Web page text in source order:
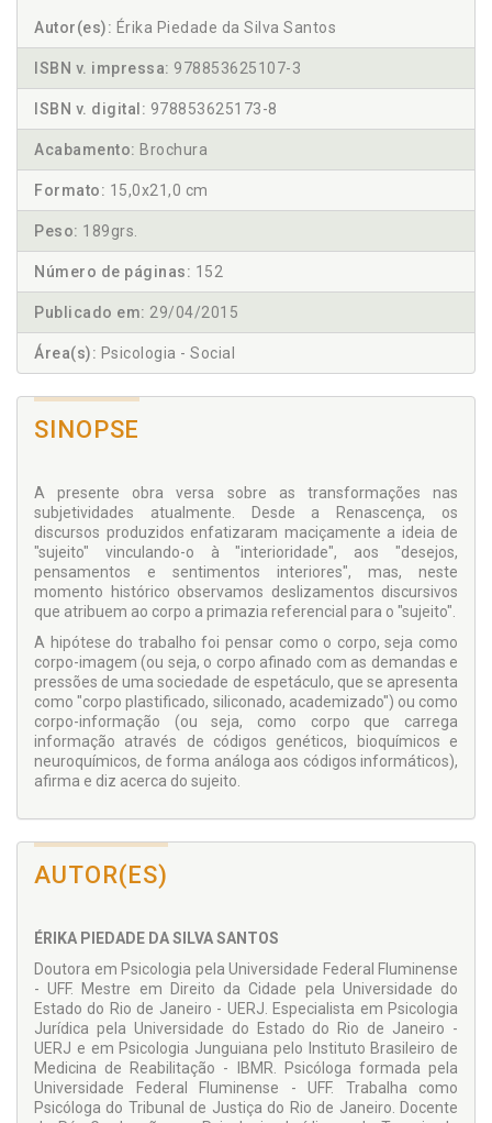
Autor(es): Érika Piedade da Silva Santos
ISBN v. impressa: 978853625107-3
ISBN v. digital: 978853625173-8
Acabamento: Brochura
Formato: 15,0x21,0 cm
Peso: 189grs.
Número de páginas: 152
Publicado em: 29/04/2015
Área(s): Psicologia - Social
SINOPSE
A presente obra versa sobre as transformações nas
subjetividades atualmente. Desde a Renascença, os
discursos produzidos enfatizaram maciçamente a ideia de
"sujeito" vinculando-o à "interioridade", aos "desejos,
pensamentos e sentimentos interiores", mas, neste
momento histórico observamos deslizamentos discursivos
que atribuem ao corpo a primazia referencial para o "sujeito".
A hipótese do trabalho foi pensar como o corpo, seja como
corpo-imagem (ou seja, o corpo afinado com as demandas e
pressões de uma sociedade de espetáculo, que se apresenta
como "corpo plastificado, siliconado, academizado") ou como
corpo-informação (ou seja, como corpo que carrega
informação através de códigos genéticos, bioquímicos e
neuroquímicos, de forma análoga aos códigos informáticos),
afirma e diz acerca do sujeito.
AUTOR(ES)
ÉRIKA PIEDADE DA SILVA SANTOS
Doutora em Psicologia pela Universidade Federal Fluminense
- UFF. Mestre em Direito da Cidade pela Universidade do
Estado do Rio de Janeiro - UERJ. Especialista em Psicologia
Jurídica pela Universidade do Estado do Rio de Janeiro -
UERJ e em Psicologia Junguiana pelo Instituto Brasileiro de
Medicina de Reabilitação - IBMR. Psicóloga formada pela
Universidade Federal Fluminense - UFF. Trabalha como
Psicóloga do Tribunal de Justiça do Rio de Janeiro. Docente